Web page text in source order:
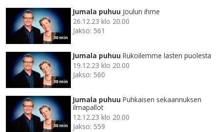
30 min
Jumala puhuu Joulun ihme
26.12.23 klo 20.00
Jakso: 561
30 min
Jumala puhuu Rukoilemme lasten puolesta
19.12.23 klo 20.00
Jakso: 560
30 min
Jumala puhuu Puhkaisen sekaannuksen
ilmapallot
12.12.23 klo 20.00
Jakso: 559